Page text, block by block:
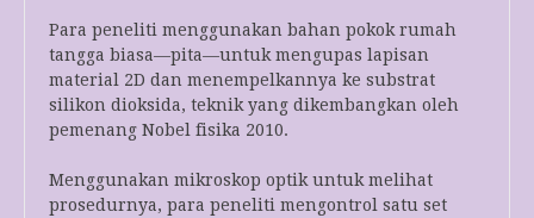
Para peneliti menggunakan bahan pokok rumah
tangga biasa—pita—untuk mengupas lapisan
material 2D dan menempelkannya ke substrat
silikon dioksida, teknik yang dikembangkan oleh
pemenang Nobel fisika 2010.
Menggunakan mikroskop optik untuk melihat
prosedurnya, para peneliti mengontrol satu set